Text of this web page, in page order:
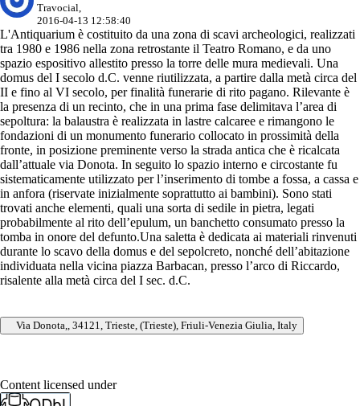
Travocial,
2016-04-13 12:58:40
L'Antiquarium è costituito da una zona di scavi archeologici, realizzati
tra 1980 e 1986 nella zona retrostante il Teatro Romano, e da uno
spazio espositivo allestito presso la torre delle mura medievali. Una
domus del I secolo d.C. venne riutilizzata, a partire dalla metà circa del
II e fino al VI secolo, per finalità funerarie di rito pagano. Rilevante è
la presenza di un recinto, che in una prima fase delimitava l’area di
sepoltura: la balaustra è realizzata in lastre calcaree e rimangono le
fondazioni di un monumento funerario collocato in prossimità della
fronte, in posizione preminente verso la strada antica che è ricalcata
dall’attuale via Donota. In seguito lo spazio interno e circostante fu
sistematicamente utilizzato per l’inserimento di tombe a fossa, a cassa e
in anfora (riservate inizialmente soprattutto ai bambini). Sono stati
trovati anche elementi, quali una sorta di sedile in pietra, legati
probabilmente al rito dell’epulum, un banchetto consumato presso la
tomba in onore del defunto.Una saletta è dedicata ai materiali rinvenuti
durante lo scavo della domus e del sepolcreto, nonché dell’abitazione
individuata nella vicina piazza Barbacan, presso l’arco di Riccardo,
risalente alla metà circa del I sec. d.C.
Via Donota,, 34121, Trieste, (Trieste), Friuli-Venezia Giulia, Italy
Content licensed under